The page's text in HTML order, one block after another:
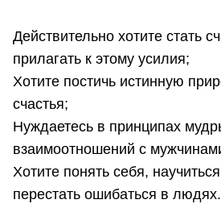
Действительно хотите стать
прилагать к этому усилия;
Хотите постичь истинную
счастья;
Нуждаетесь в принципах
взаимоотношений с
Хотите понять себя,
перестать ошибаться в людях.